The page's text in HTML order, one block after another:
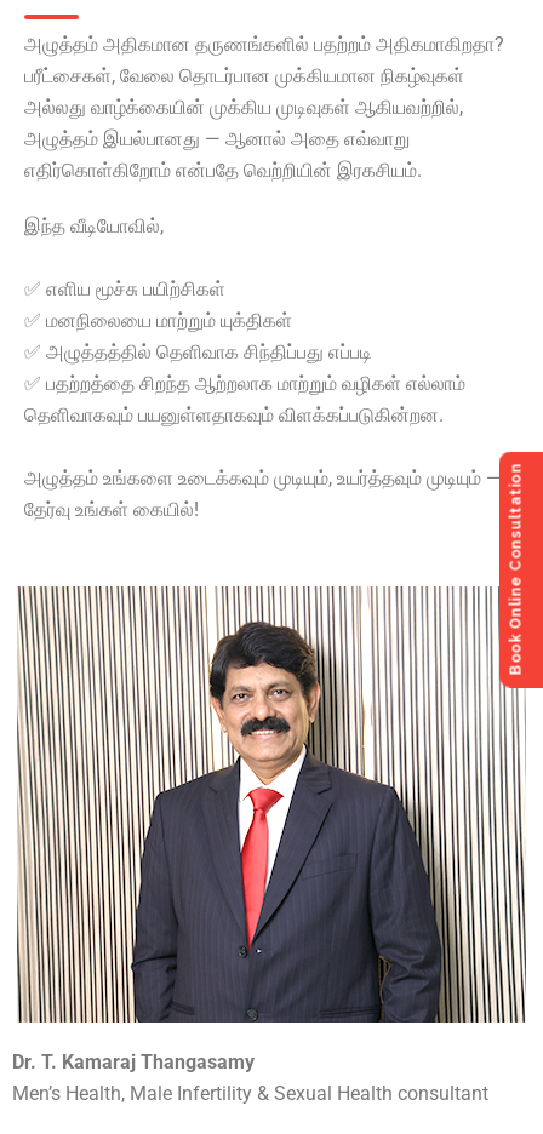
அழுத்தம் அதிகமான தருணங்களில் பதற்றம் அதிகமாகிறதா?
பரீட்சைகள், வேலை தொடர்பான முக்கியமான நிகழ்வுகள்
அல்லது வாழ்க்கையின் முக்கிய முடிவுகள் ஆகியவற்றில்,
அழுத்தம் இயல்பானது — ஆனால் அதை எவ்வாறு
எதிர்கொள்கிறோம் என்பதே வெற்றியின் இரகசியம்.
இந்த வீடியோவில்,
✅ எளிய மூச்சு பயிற்சிகள்
✅ மனநிலையை மாற்றும் யுக்திகள்
✅ அழுத்தத்தில் தெளிவாக சிந்திப்பது எப்படி
✅ பதற்றத்தை சிறந்த ஆற்றலாக மாற்றும் வழிகள் எல்லாம்
தெளிவாகவும் பயனுள்ளதாகவும் விளக்கப்படுகின்றன.
அழுத்தம் உங்களை உடைக்கவும் முடியும், உயர்த்தவும் முடியும் —
தேர்வு உங்கள் கையில்!
Dr. T. Kamaraj Thangasamy
Men’s Health, Male Infertility & Sexual Health consultant
Book Online Consultation